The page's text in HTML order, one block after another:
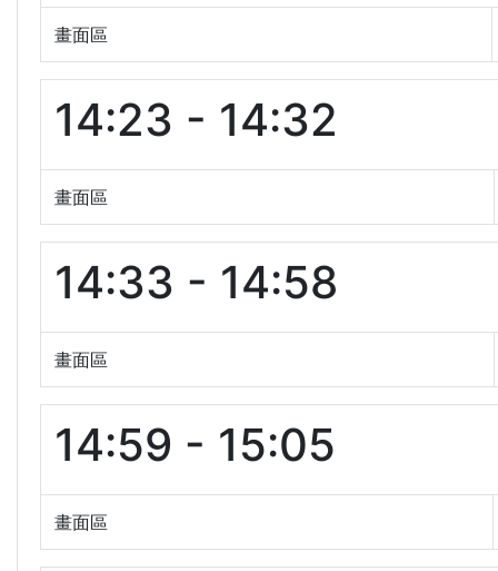
畫面區
14:23 - 14:32
畫面區
14:33 - 14:58
畫面區
14:59 - 15:05
畫面區